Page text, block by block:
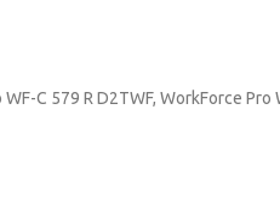
C 579 R D2TWF, WorkForce Pro